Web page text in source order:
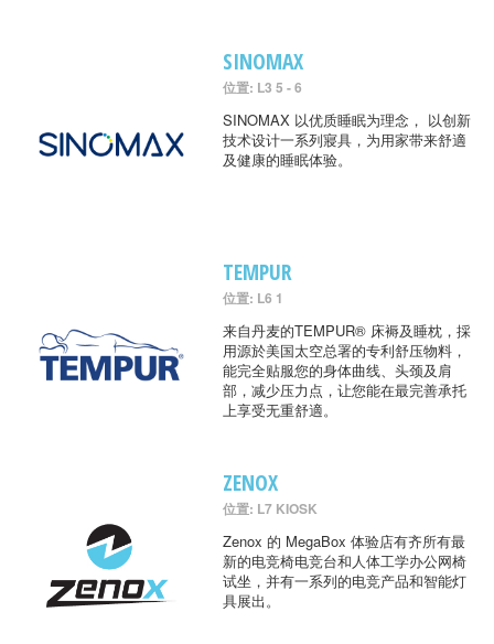
SINOMAX
位置: L3 5 - 6
SINOMAX 以优质睡眠为理念， 以创新
技术设计一系列寢具，为用家带来舒適
及健康的睡眠体验。
TEMPUR
位置: L6 1
来自丹麦的TEMPUR® 床褥及睡枕，採
用源於美国太空总署的专利舒压物料，
能完全贴服您的身体曲线、头颈及肩
部，减少压力点，让您能在最完善承托
上享受无重舒適。
ZENOX
位置: L7 KIOSK
Zenox 的 MegaBox 体验店有齐所有最
新的电竞椅电竞台和人体工学办公网椅
试坐，并有一系列的电竞产品和智能灯
具展出。